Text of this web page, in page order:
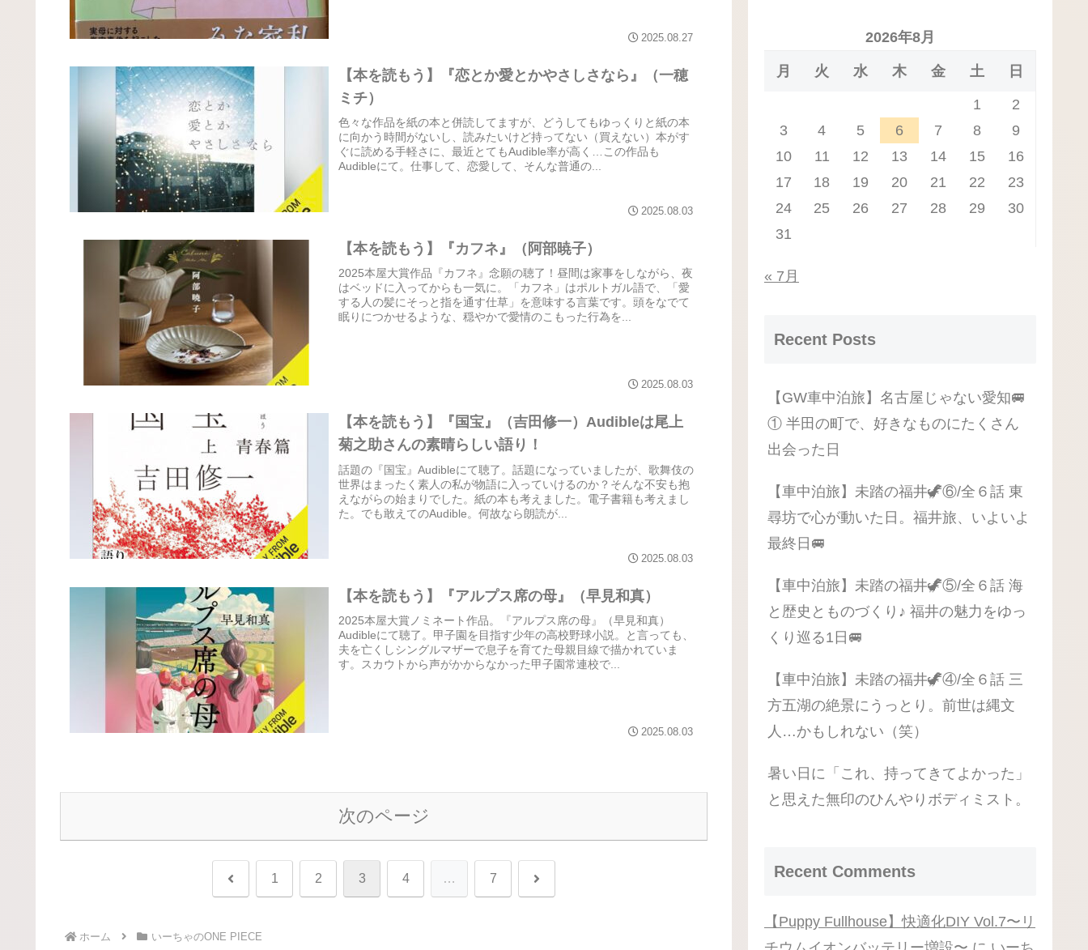
2025.08.27
【本を読もう】『恋とか愛とかやさしさなら』（一穂
ミチ）
色々な作品を紙の本と併読してますが、どうしてもゆっくりと紙の本
に向かう時間がないし、読みたいけど持ってない（買えない）本がす
ぐに読める手軽さに、最近とてもAudible率が高く…この作品も
Audibleにて。仕事して、恋愛して、そんな普通の...
2025.08.03
【本を読もう】『カフネ』（阿部暁子）
2025本屋大賞作品『カフネ』念願の聴了！昼間は家事をしながら、夜
はベッドに入ってからも一気に。「カフネ」はポルトガル語で、「愛
する人の髪にそっと指を通す仕草」を意味する言葉です。頭をなでて
眠りにつかせるような、穏やかで愛情のこもった行為を...
2025.08.03
【本を読もう】『国宝』（吉田修一）Audibleは尾上
菊之助さんの素晴らしい語り！
話題の『国宝』Audibleにて聴了。話題になっていましたが、歌舞伎の
世界はまったく素人の私が物語に入っていけるのか？そんな不安も抱
えながらの始まりでした。紙の本も考えました。電子書籍も考えまし
た。でも敢えてのAudible。何故なら朗読が...
2025.08.03
【本を読もう】『アルプス席の母』（早見和真）
2025本屋大賞ノミネート作品。『アルプス席の母』（早見和真）
Audibleにて聴了。甲子園を目指す少年の高校野球小説。と言っても、
夫を亡くしシングルマザーで息子を育てた母親目線で描かれていま
す。スカウトから声がかからなかった甲子園常連校で...
2025.08.03
次のページ
前 1 2 3 4 … 7 次
ホーム いーちゃのONE PIECE
2026年8月
月 火 水 木 金 土 日
1
2
3
4 5 6 7 8
9
10
11 12 13 14 15
16
17
18 19 20 21 22
23
24
25 26 27 28 29
30
31
« 7月
Recent Posts
【GW車中泊旅】名古屋じゃない愛知🚐
① 半田の町で、好きなものにたくさん
出会った日
【車中泊旅】未踏の福井🦖⑥/全６話 東
尋坊で心が動いた日。福井旅、いよいよ
最終日🚐
【車中泊旅】未踏の福井🦖⑤/全６話 海
と歴史とものづくり♪ 福井の魅力をゆっ
くり巡る1日🚐
【車中泊旅】未踏の福井🦖④/全６話 三
方五湖の絶景にうっとり。前世は縄文
人…かもしれない（笑）
暑い日に「これ、持ってきてよかった」
と思えた無印のひんやりボディミスト。
Recent Comments
【Puppy Fullhouse】快適化DIY Vol.7〜リ